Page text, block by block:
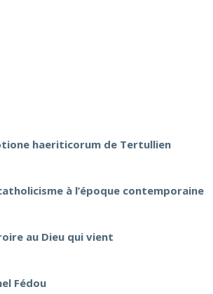
haeriticorum de Tertullien
à l’époque contemporaine
au Dieu qui vient
Fédou